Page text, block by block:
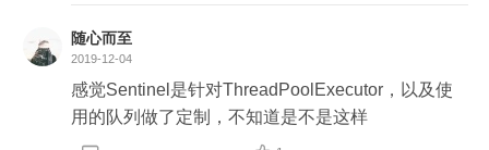
统资源耗尽导致系统不可用。反过来，如果系统资
源是充足的，也就不用限流啦！这就需要流量评
估、压测、扩容、全链路压测了，另外，实际工作
中常常使用降日志、降级服务的方式来保证系统的
随心而至
2019-12-04
感觉Sentinel是针对ThreadPoolExecutor，以及使
用的队列做了定制，不知道是不是这样